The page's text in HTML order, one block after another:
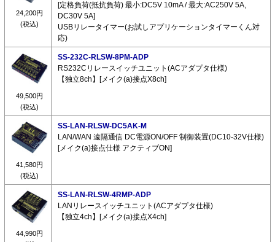
24,200円
(税込)
[定格負荷(抵抗負荷) 最小:DC5V 10mA / 最大:AC250V 5A,
DC30V 5A]
USBリレータイマー(お試しアプリケーションタイマーくん対
応)
49,500円
(税込)
SS-232C-RLSW-8PM-ADP
RS232Cリレースイッチユニット(ACアダプタ仕様)
【独立8ch】[メイク(a)接点X8ch]
41,580円
(税込)
SS-LAN-RLSW-DC5AK-M
LAN/WAN 遠隔通信 DC電源ON/OFF 制御装置(DC10-32V仕様)
[メイク(a)接点仕様 アクティブON]
44,990円
SS-LAN-RLSW-4RMP-ADP
LANリレースイッチユニット(ACアダプタ仕様)
【独立4ch】[メイク(a)接点X4ch]